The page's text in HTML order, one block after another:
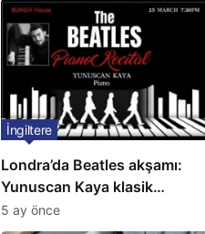
Londra’da Beatles akşamı:
Yunuscan Kaya klasik
yorumuyla sahnede
İngiltere
5 ay önce